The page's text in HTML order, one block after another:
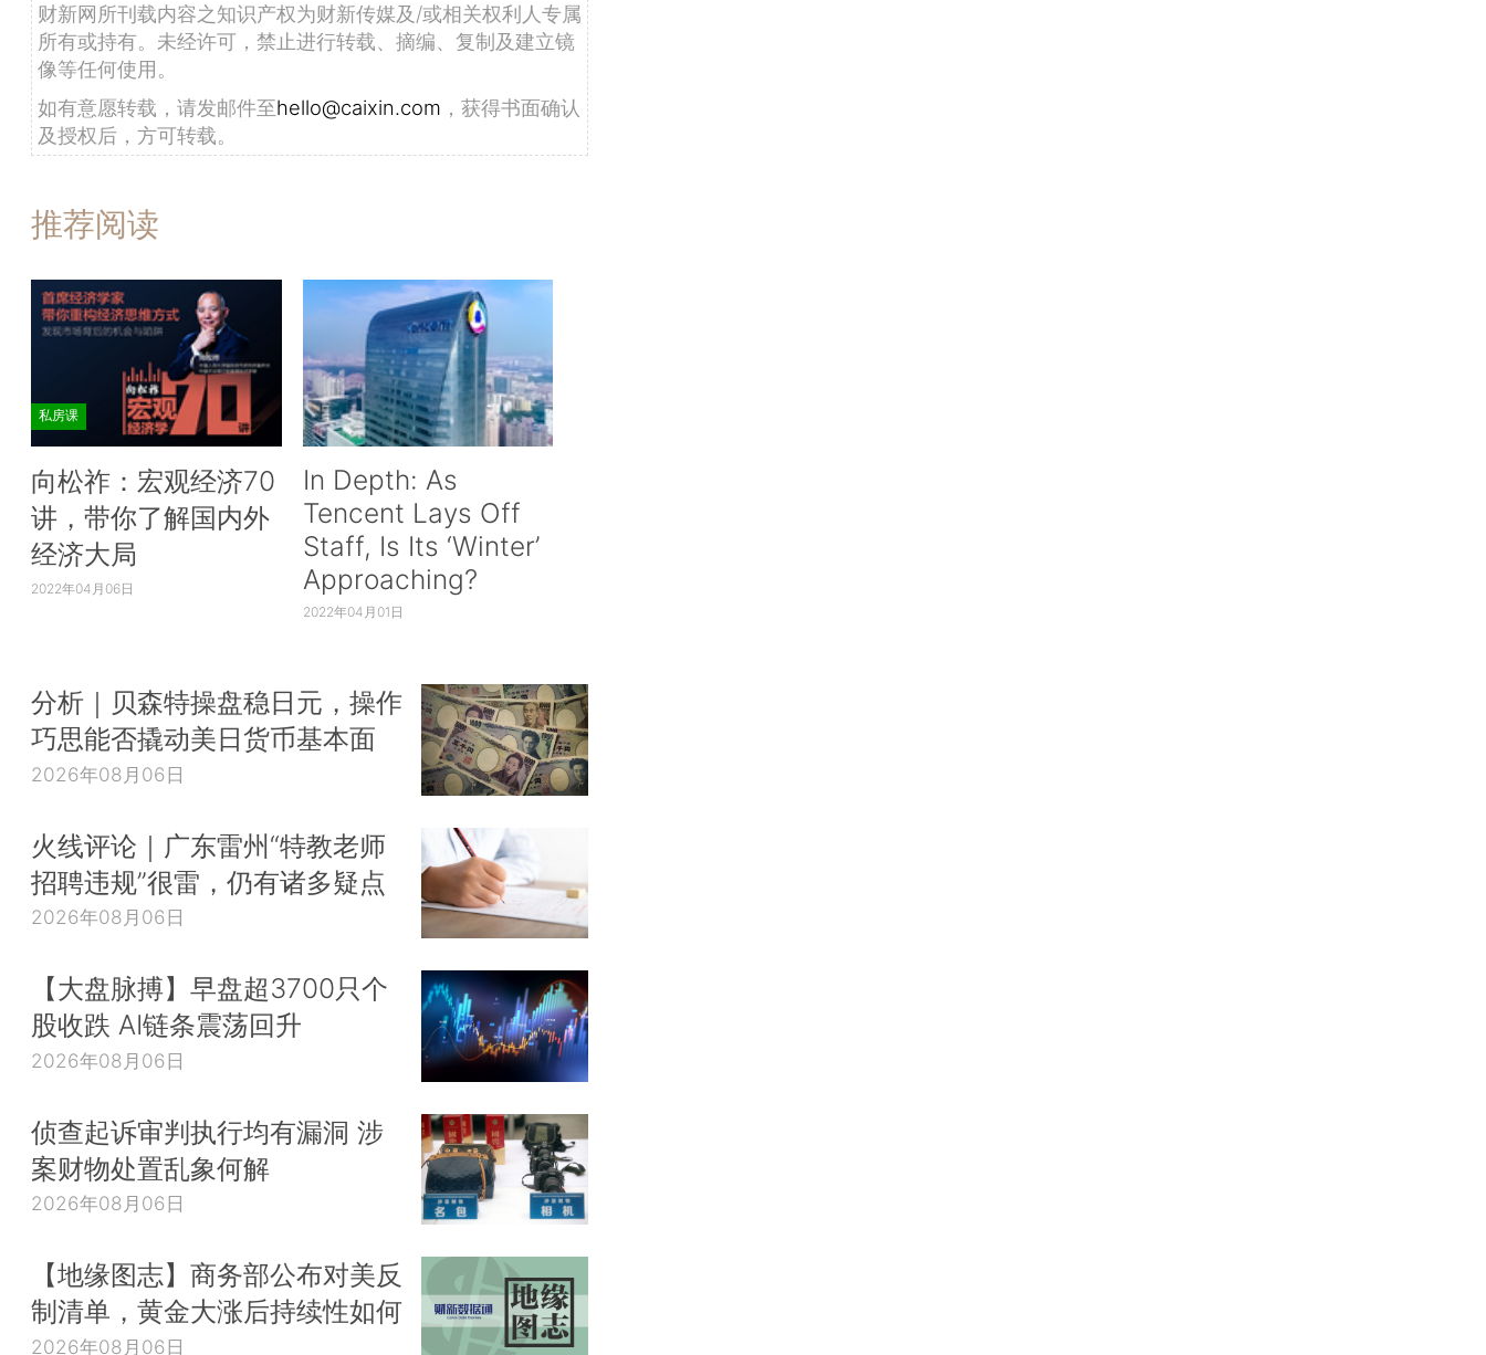
财新网所刊载内容之知识产权为财新传媒及/或相关权利人专属
所有或持有。未经许可，禁止进行转载、摘编、复制及建立镜
像等任何使用。
如有意愿转载，请发邮件至hello@caixin.com ，获得书面确认
及授权后，方可转载。
推荐阅读
私房课
向松祚：宏观经济70
讲，带你了解国内外
经济大局
2022年04月06日
In Depth: As
Tencent Lays Off
Staff, Is Its ‘Winter’
Approaching?
2022年04月01日
分析｜贝森特操盘稳日元，操作
巧思能否撬动美日货币基本面
2026年08月06日
火线评论｜广东雷州“特教老师
招聘违规”很雷，仍有诸多疑点
2026年08月06日
【大盘脉搏】早盘超3700只个
股收跌 AI链条震荡回升
2026年08月06日
侦查起诉审判执行均有漏洞 涉
案财物处置乱象何解
2026年08月06日
【地缘图志】商务部公布对美反
制清单，黄金大涨后持续性如何
2026年08月06日